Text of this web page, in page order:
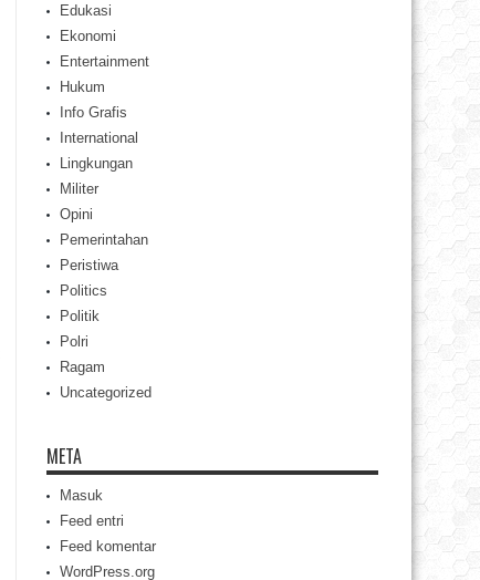
Edukasi
Ekonomi
Entertainment
Hukum
Info Grafis
International
Lingkungan
Militer
Opini
Pemerintahan
Peristiwa
Politics
Politik
Polri
Ragam
Uncategorized
META
Masuk
Feed entri
Feed komentar
WordPress.org